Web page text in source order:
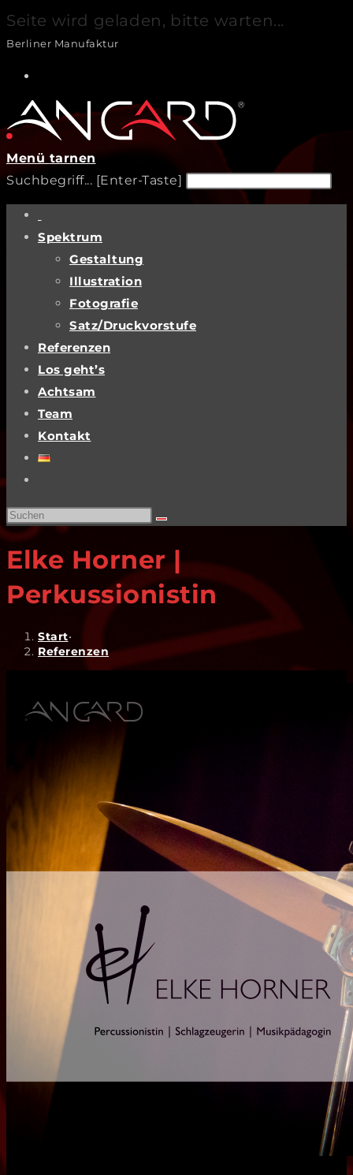
Seite wird geladen, bitte warten...
Zum
Berliner Manufaktur
Menü tarnen
Diese
Website
durchsuchen
Suchbegriff... [Enter-Taste]
Spektrum
Gestaltung
Illustration
Fotografie
Satz/Druckvorstufe
Referenzen
Los geht’s
Achtsam
Team
Kontakt
umschalten
Diese
Website
durchsuchen
Elke Horner |
Perkussionistin
Start•
Referenzen